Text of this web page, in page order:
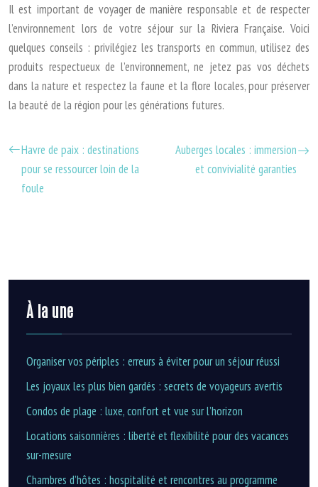
Il est important de voyager de manière responsable et de respecter
l’environnement lors de votre séjour sur la Riviera Française. Voici
quelques conseils : privilégiez les transports en commun, utilisez des
produits respectueux de l’environnement, ne jetez pas vos déchets
dans la nature et respectez la faune et la flore locales, pour préserver
la beauté de la région pour les générations futures.
Havre de paix : destinations
pour se ressourcer loin de la
foule
Auberges locales : immersion
et convivialité garanties
À la une
Organiser vos périples : erreurs à éviter pour un séjour réussi
Les joyaux les plus bien gardés : secrets de voyageurs avertis
Condos de plage : luxe, confort et vue sur l’horizon
Locations saisonnières : liberté et flexibilité pour des vacances
sur-mesure
Chambres d’hôtes : hospitalité et rencontres au programme